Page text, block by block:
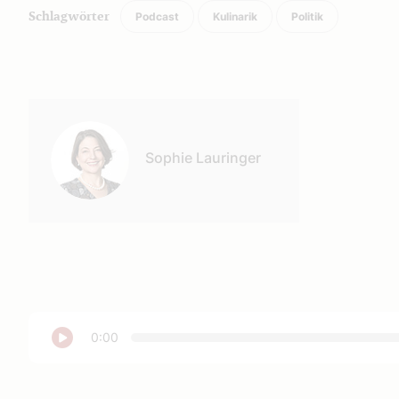
Schlagwörter Podcast Kulinarik Politik
Sophie Lauringer
Abspielen
0:00